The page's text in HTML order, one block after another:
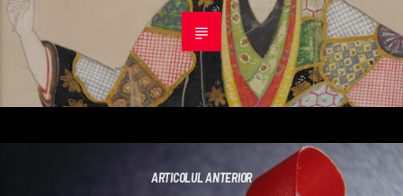
ARTICOLUL ANTERIOR